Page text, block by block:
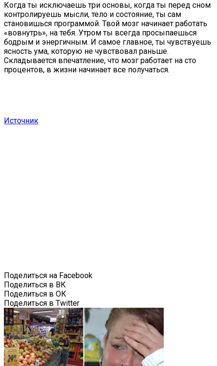
Когда ты исключаешь три основы, когда ты перед сном
контролируешь мысли, тело и состояние, ты сам
становишься программой. Твой мозг начинает работать
«вовнутрь», на тебя. Утром ты всегда просыпаешься
бодрым и энергичным. И самое главное, ты чувствуешь
ясность ума, которую не чувствовал раньше.
Складывается впечатление, что мозг работает на сто
процентов, в жизни начинает все получаться.
Источник
Поделиться на Facebook
Поделиться в ВК
Поделиться в ОК
Поделиться в Twitter